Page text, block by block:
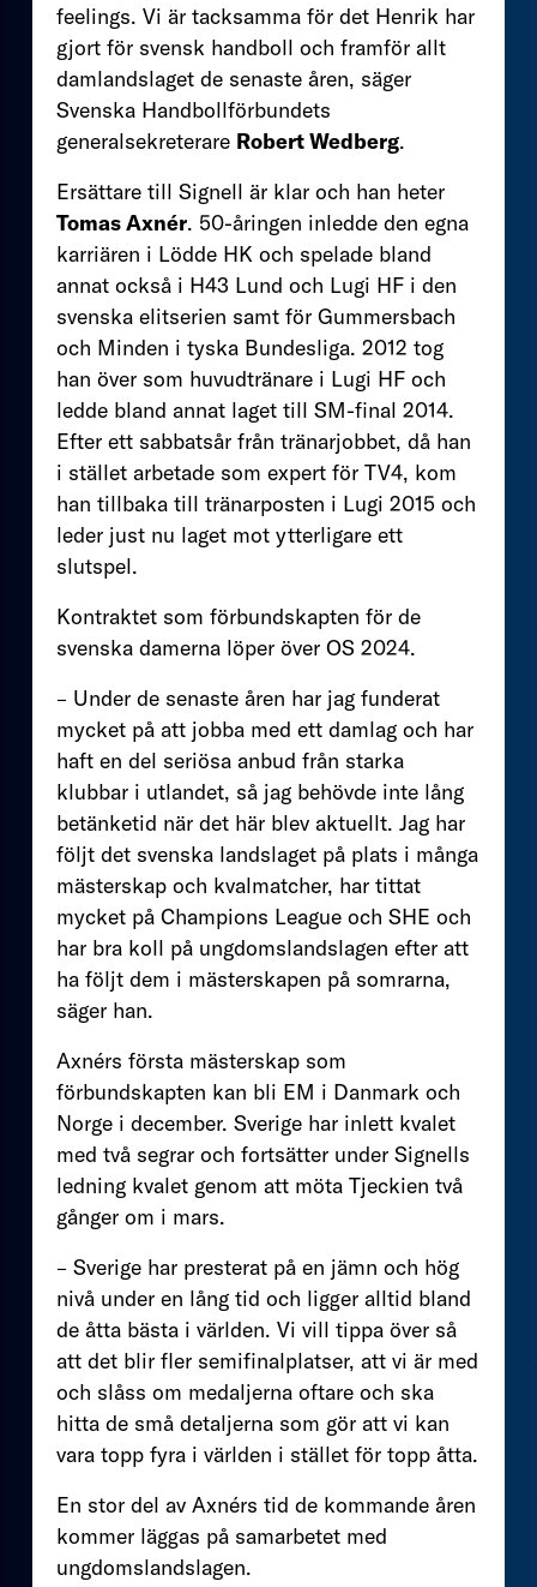
feelings. Vi är tacksamma för det Henrik har
gjort för svensk handboll och framför allt
damlandslaget de senaste åren, säger
Svenska Handbollförbundets
generalsekreterare Robert Wedberg.
Ersättare till Signell är klar och han heter
Tomas Axnér. 50-åringen inledde den egna
karriären i Lödde HK och spelade bland
annat också i H43 Lund och Lugi HF i den
svenska elitserien samt för Gummersbach
och Minden i tyska Bundesliga. 2012 tog
han över som huvudtränare i Lugi HF och
ledde bland annat laget till SM-final 2014.
Efter ett sabbatsår från tränarjobbet, då han
i stället arbetade som expert för TV4, kom
han tillbaka till tränarposten i Lugi 2015 och
leder just nu laget mot ytterligare ett
slutspel.
Kontraktet som förbundskapten för de
svenska damerna löper över OS 2024.
– Under de senaste åren har jag funderat
mycket på att jobba med ett damlag och har
haft en del seriösa anbud från starka
klubbar i utlandet, så jag behövde inte lång
betänketid när det här blev aktuellt. Jag har
följt det svenska landslaget på plats i många
mästerskap och kvalmatcher, har tittat
mycket på Champions League och SHE och
har bra koll på ungdomslandslagen efter att
ha följt dem i mästerskapen på somrarna,
säger han.
Axnérs första mästerskap som
förbundskapten kan bli EM i Danmark och
Norge i december. Sverige har inlett kvalet
med två segrar och fortsätter under Signells
ledning kvalet genom att möta Tjeckien två
gånger om i mars.
– Sverige har presterat på en jämn och hög
nivå under en lång tid och ligger alltid bland
de åtta bästa i världen. Vi vill tippa över så
att det blir fler semifinalplatser, att vi är med
och slåss om medaljerna oftare och ska
hitta de små detaljerna som gör att vi kan
vara topp fyra i världen i stället för topp åtta.
En stor del av Axnérs tid de kommande åren
kommer läggas på samarbetet med
ungdomslandslagen.